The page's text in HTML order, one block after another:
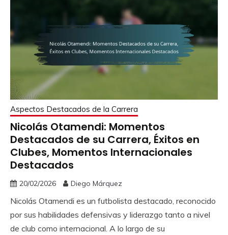
Aspectos Destacados de la Carrera
Nicolás Otamendi: Momentos
Destacados de su Carrera, Éxitos en
Clubes, Momentos Internacionales
Destacados
20/02/2026 Diego Márquez
Nicolás Otamendi es un futbolista destacado, reconocido
por sus habilidades defensivas y liderazgo tanto a nivel
de club como internacional. A lo largo de su